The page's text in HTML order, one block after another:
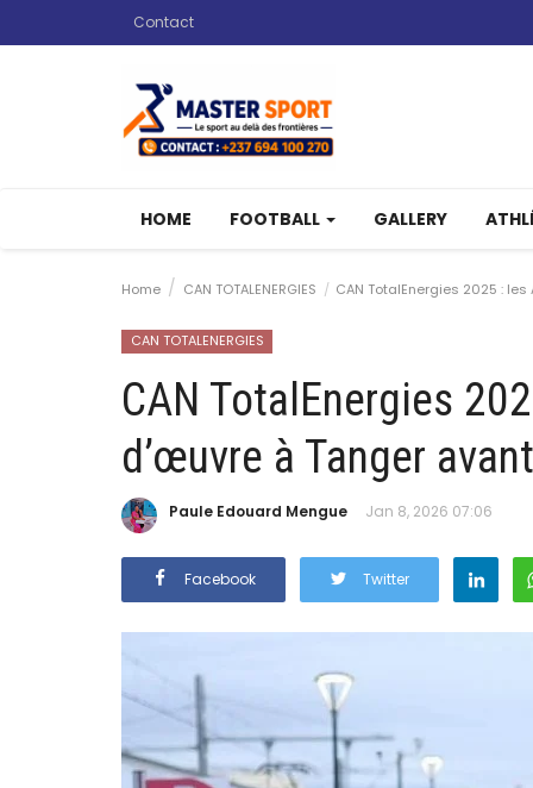
Contact
HOME FOOTBALL GALLERY
Home CAN TOTALENERGIES CAN TotalEnergies 2025 :
CAN TOTALENERGIES
CAN TotalEnergies
d’œuvre à Tanger
Paule Edouard Mengue Jan 8, 2026 07:06
Facebook Twitter